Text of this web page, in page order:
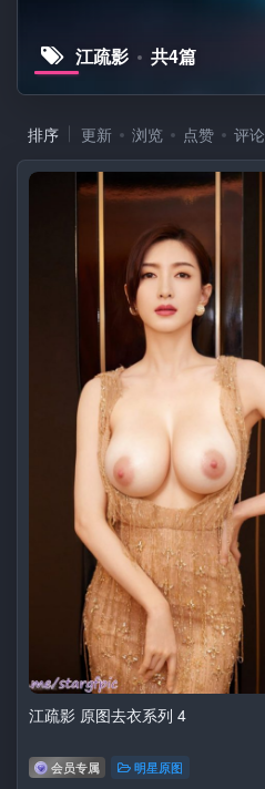
江疏影 共4篇
排序 更新 浏览 点赞 评论
江疏影 原图去衣系列 4
会员专属 明星原图